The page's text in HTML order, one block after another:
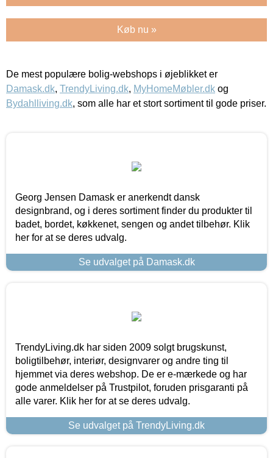
Køb nu »
De mest populære bolig-webshops i øjeblikket er
Damask.dk, TrendyLiving.dk, MyHomeMøbler.dk og
Bydahlliving.dk, som alle har et stort sortiment til gode priser.
Georg Jensen Damask er anerkendt dansk
designbrand, og i deres sortiment finder du produkter til
badet, bordet, køkkenet, sengen og andet tilbehør. Klik
her for at se deres udvalg.
Se udvalget på Damask.dk
TrendyLiving.dk har siden 2009 solgt brugskunst,
boligtilbehør, interiør, designvarer og andre ting til
hjemmet via deres webshop. De er e-mærkede og har
gode anmeldelser på Trustpilot, foruden prisgaranti på
alle varer. Klik her for at se deres udvalg.
Se udvalget på TrendyLiving.dk